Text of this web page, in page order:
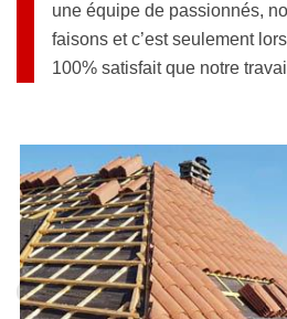
une équipe de passionnés,
faisons et c’est seulement
100% satisfait que notre